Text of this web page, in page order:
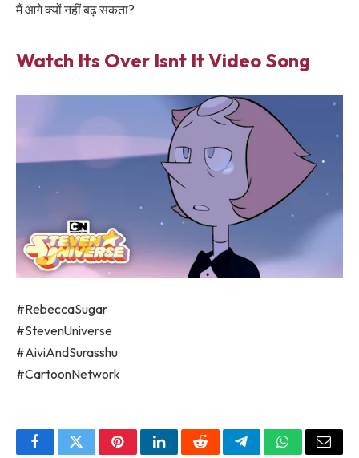
मैं आगे क्यों नहीं बढ़ सकता?
Watch Its Over Isnt It Video Song
#RebeccaSugar
#StevenUniverse
#AiviAndSurasshu
#CartoonNetwork
FacebookTwitterPinterestLinkedInRedditTelegramWhatsApp
Email